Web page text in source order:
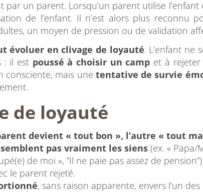
par un parent. Lorsqu’un parent utilise
de l’enfant. Il n’est alors plus reconnu
un moyen de pression ou de validation
évoluer en clivage de loyauté. L’enfant ne
: il est poussé à choisir un camp et à rejeter
consciente, mais une tentative de survie
de loyauté
devient « tout bon », l’autre « tout
pas vraiment les siens (ex. « Papa/
de moi », ”Il ne paie pas assez de pension”).
le parent rejeté.
, sans raison apparente, envers l’un